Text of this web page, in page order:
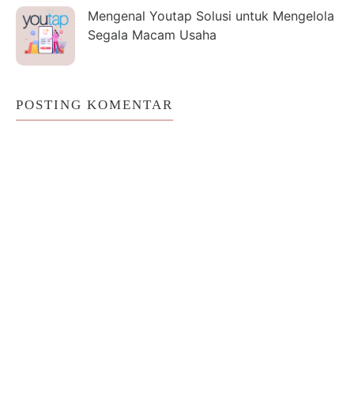
Mengenal Youtap Solusi untuk Mengelola
Segala Macam Usaha
POSTING KOMENTAR